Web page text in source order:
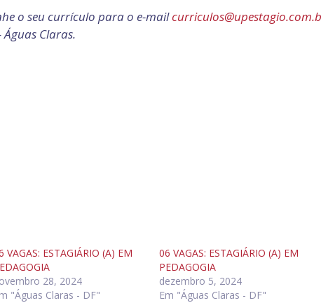
o seu currículo para o e-mail
Claras.
VAGAS: ESTAGIÁRIO (A) EM
28, 2024
"Águas Claras - DF"
06 VAGAS: ESTAGIÁRIO (A) EM
PEDAGOGIA
dezembro 5, 2024
Em "Águas Claras - DF"